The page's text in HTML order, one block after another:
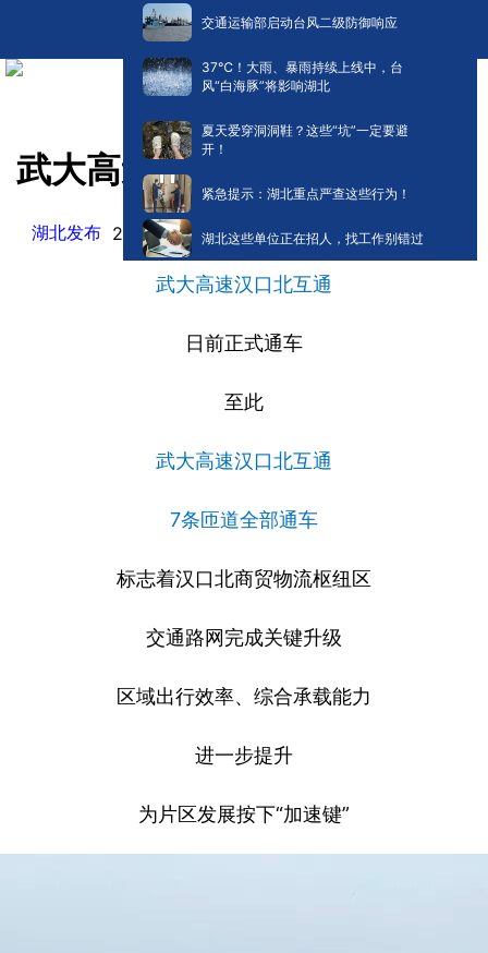
交通运输部启动台风二级防御响应
​37℃！大雨、暴雨持续上线中，台
风“白海豚”将影响湖北
夏天爱穿洞洞鞋？这些“坑”一定要避
开！
紧急提示：湖北重点严查这些行为！
湖北这些单位正在招人，找工作别错过
武大高速汉口北互通正式通车
湖北发布 2026-05-20 14:18阅读:0
武大高速汉口北互通
日前正式通车
至此
武大高速汉口北互通
7条匝道全部通车
标志着汉口北商贸物流枢纽区
交通路网完成关键升级
区域出行效率、综合承载能力
进一步提升
为片区发展按下“加速键”